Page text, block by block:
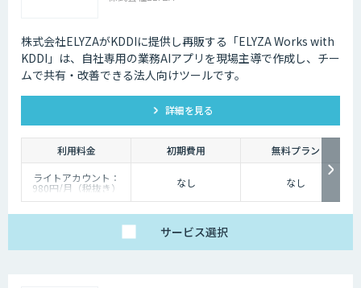
株式会社ELYZAがKDDIに提供し再販する「ELYZA Works with
KDDI」は、自社専用の業務AIアプリを現場主導で作成し、チー
ムで共有・改善できる法人向けツールです。
詳細を見る
利用料金 初期費用
無料プラン
ライトアカウント：
980円/月（税抜き）
ベーシックアカウン
ト：4,980円/月（税抜
き）
なし なし
サービス選択